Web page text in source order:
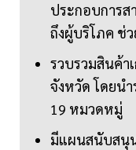
ประกอบการส
ถึงผู้บริโภค ช่ว
รวบรวมสินค้า
จังหวัด โดยนำ
19 หมวดหมู่
มีแผนสนับสนุ